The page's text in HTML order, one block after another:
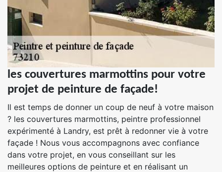
les couvertures marmottins pour votre
projet de peinture de façade!
Il est temps de donner un coup de neuf à votre maison
? les couvertures marmottins, peintre professionnel
expérimenté à Landry, est prêt à redonner vie à votre
façade ! Nous vous accompagnons avec confiance
dans votre projet, en vous conseillant sur les
meilleures options de peinture et en réalisant un